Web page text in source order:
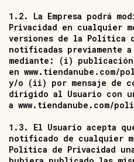
1.2. La Empresa podrá
Privacidad en cualquier
versiones de la Política
notificadas previamente
mediante: (i)
en www.tiendanube.com/
y/o (ii) por mensaje de
dirigido al Usuario con
a www.tiendanube.com/
1.3. El Usuario acepta
notificado de cualquier
Política de Privacidad